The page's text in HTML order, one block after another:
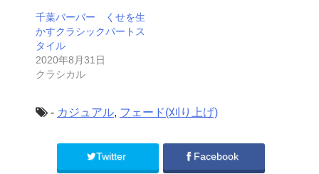
千葉バーバー くせを生
かすクラシックパートス
タイル
2020年8月31日
クラシカル
- カジュアル, フェード(刈り上げ)
Twitter Facebook